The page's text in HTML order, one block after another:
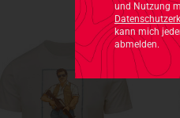
und Nutzung
kann mich
abmelden.